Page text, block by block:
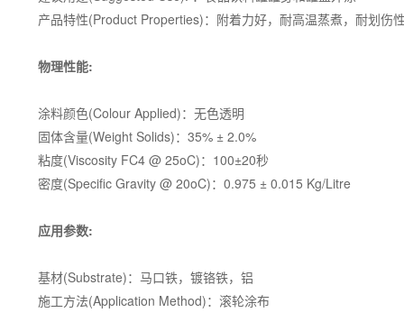
产品特性(Product Properties)：附着力好，耐高温蒸煮，耐划伤
物理性能:
涂料颜色(Colour Applied)：无色透明
固体含量(Weight Solids)：35% ± 2.0%
粘度(Viscosity FC4 @ 25oC)：100±20秒
密度(Specific Gravity @ 20oC)：0.975 ± 0.015 Kg/Litre
应用参数:
基材(Substrate)：马口铁，镀铬铁，铝
施工方法(Application Method)：滚轮涂布